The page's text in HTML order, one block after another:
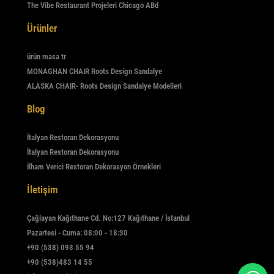
The Vibe Restaurant Projeleri Chicago ABd
Ürünler
ürün masa tr
MONAGHAN CHAIR Roots Design Sandalye
ALASKA CHAIR- Roots Design Sandalye Modelleri
Blog
İtalyan Restoran Dekorasyonu
İtalyan Restoran Dekorasyonu
İlham Verici Restoran Dekorasyon Örnekleri
İletişim
Çağlayan Kağıthane Cd. No:127 Kağıthane / İstanbul
Pazartesi - Cuma: 08:00 - 18:30
+90 (538) 093 55 94
+90 (538)483 14 55